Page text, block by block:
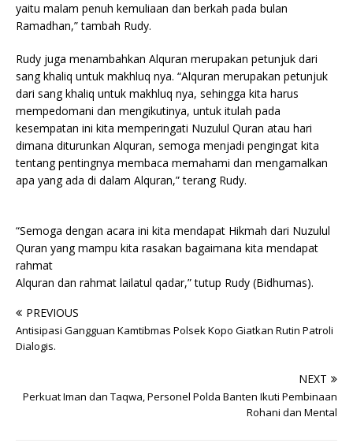
yaitu malam penuh kemuliaan dan berkah pada bulan
Ramadhan,” tambah Rudy.
Rudy juga menambahkan Alquran merupakan petunjuk dari
sang khaliq untuk makhluq nya. “Alquran merupakan petunjuk
dari sang khaliq untuk makhluq nya, sehingga kita harus
mempedomani dan mengikutinya, untuk itulah pada
kesempatan ini kita memperingati Nuzulul Quran atau hari
dimana diturunkan Alquran, semoga menjadi pengingat kita
tentang pentingnya membaca memahami dan mengamalkan
apa yang ada di dalam Alquran,” terang Rudy.
“Semoga dengan acara ini kita mendapat Hikmah dari Nuzulul
Quran yang mampu kita rasakan bagaimana kita mendapat
rahmat
Alquran dan rahmat lailatul qadar,” tutup Rudy (Bidhumas).
PREVIOUS
Antisipasi Gangguan Kamtibmas Polsek Kopo Giatkan Rutin Patroli
Dialogis.
NEXT
Perkuat Iman dan Taqwa, Personel Polda Banten Ikuti Pembinaan
Rohani dan Mental